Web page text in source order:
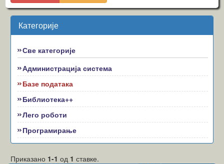
Категорије
Све категорије
Администрација система
Базе података
Библиотека++
Лего роботи
Програмирање
Приказано 1-1 од 1 ставке.